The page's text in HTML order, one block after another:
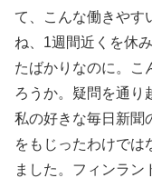
て、こんな働きやす
ね、1週間近くを休
たばかりなのに。こ
ろうか。疑問を通り
私の好きな毎日新聞
をもじったわけでは
ました。フィンラン